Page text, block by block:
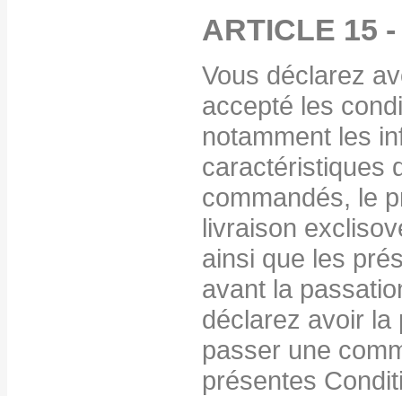
ARTICLE 15
Vous déclarez
accepté les
notamment les
caractéristiques
commandés, le
livraison
ainsi que les
avant la
déclarez avoir la
passer une
présentes